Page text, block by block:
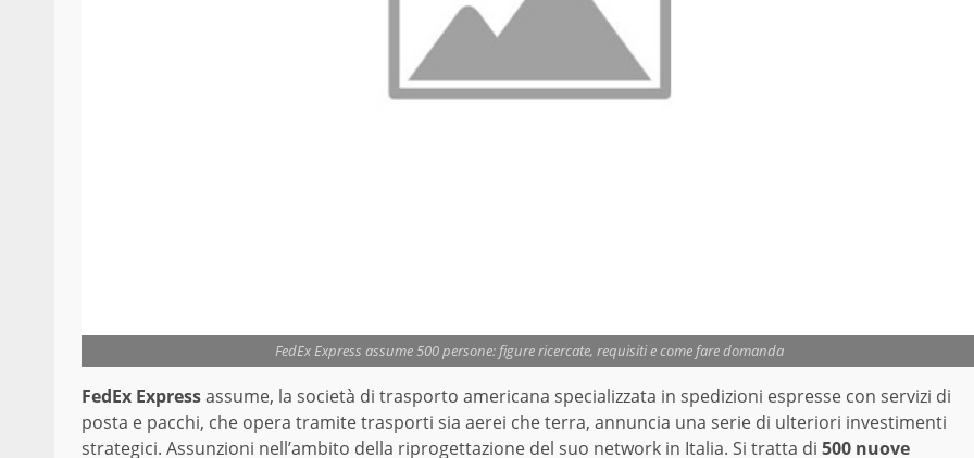
FedEx Express assume 500 persone: figure ricercate, requisiti e come fare domanda
FedEx Expressassume, la società di trasporto americana specializzata in spedizioni espresse con servizi di
posta e pacchi, che opera tramite trasporti sia aerei che terra, annuncia una serie di ulteriori investimenti
strategici. Assunzioni nell’ambito della riprogettazione del suo network in Italia. Si tratta di 500 nuove